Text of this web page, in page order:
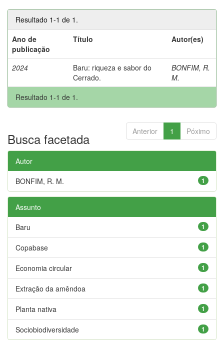
Resultado 1-1 de 1.
Ano de
publicação
Título Autor(es)
2024
Baru: riqueza e sabor do
Cerrado.
BONFIM, R.
M.
Resultado 1-1 de 1.
Anterior 1 Póximo
Busca facetada
Autor
1
BONFIM, R. M.
Assunto
1
Baru
1
Copabase
1
Economia circular
1
Extração da amêndoa
1
Planta nativa
1
Sociobiodiversidade